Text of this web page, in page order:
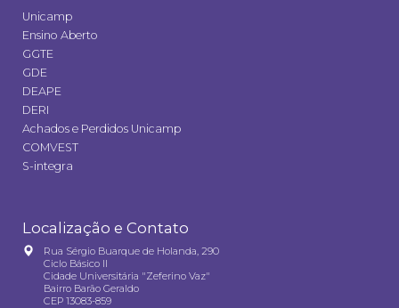
Unicamp
Ensino Aberto
GGTE
GDE
DEAPE
DERI
Achados e Perdidos Unicamp
COMVEST
S-integra
Localização e Contato
Rua Sérgio Buarque de Holanda, 290
Ciclo Básico II
Cidade Universitária "Zeferino Vaz"
Bairro Barão Geraldo
CEP 13083-859